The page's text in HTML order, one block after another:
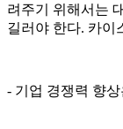
려주기 위해서는
길러야 한다. 카이
- 기업 경쟁력 향